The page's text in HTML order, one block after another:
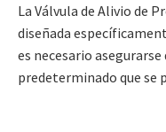
La Válvula de Alivio de
diseñada
es necesario
predeterminado que se